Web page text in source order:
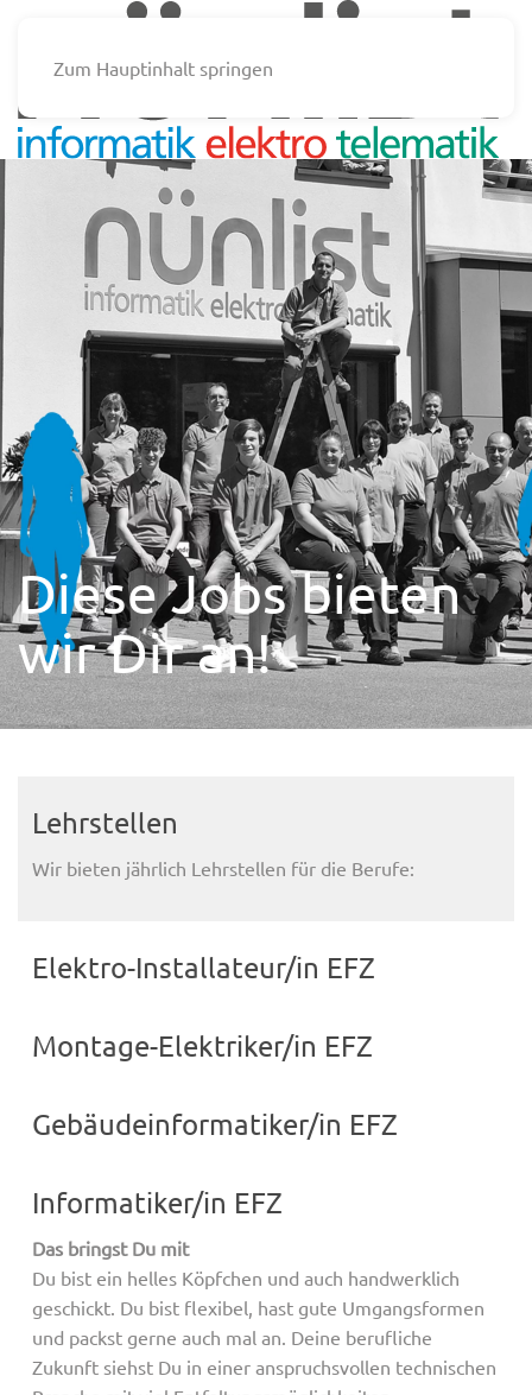
Zum Hauptinhalt springen
Diese Jobs bieten
wir Dir an!
Lehrstellen
Wir bieten jährlich Lehrstellen für die Berufe:
Elektro-Installateur/in EFZ
Montage-Elektriker/in EFZ
Gebäudeinformatiker/in EFZ
Informatiker/in EFZ
Das bringst Du mit
Du bist ein helles Köpfchen und auch handwerklich
geschickt. Du bist flexibel, hast gute Umgangsformen
und packst gerne auch mal an. Deine berufliche
Zukunft siehst Du in einer anspruchsvollen technischen